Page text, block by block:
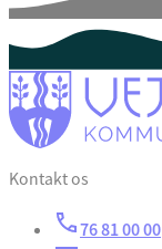
Kontakt os
76 81 00 00